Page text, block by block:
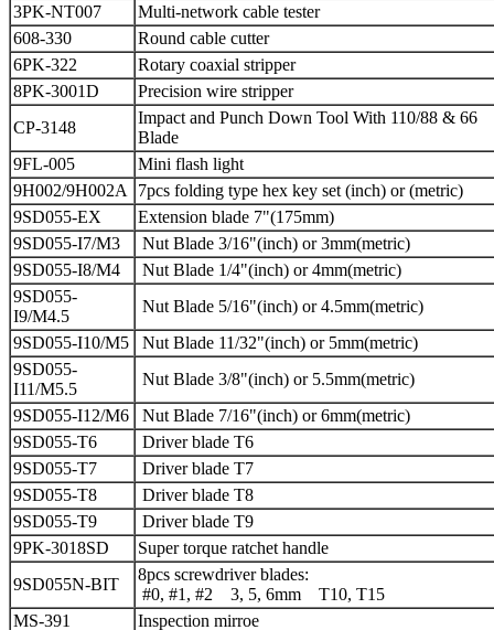
3PK-NT007
Multi-network cable tester
608-330
Round cable cutter
6PK-322
Rotary coaxial stripper
8PK-3001D
Precision wire stripper
CP-3148
Impact and Punch Down Tool With 110/88 & 66
Blade
9FL-005
Mini flash light
9H002/9H002A
7pcs folding type hex key set (inch) or (metric)
9SD055-EX
Extension blade 7"(175mm)
9SD055-I7/M3
Nut Blade 3/16"(inch) or 3mm(metric)
9SD055-I8/M4
Nut Blade 1/4"(inch) or 4mm(metric)
9SD055-
I9/M4.5
Nut Blade 5/16"(inch) or 4.5mm(metric)
9SD055-I10/M5
Nut Blade 11/32"(inch) or 5mm(metric)
9SD055-
I11/M5.5
Nut Blade 3/8"(inch) or 5.5mm(metric)
9SD055-I12/M6
Nut Blade 7/16"(inch) or 6mm(metric)
9SD055-T6
Driver blade T6
9SD055-T7
Driver blade T7
9SD055-T8
Driver blade T8
9SD055-T9
Driver blade T9
9PK-3018SD
Super torque ratchet handle
9SD055N-BIT
8pcs screwdriver blades:
#0, #1, #2 3, 5, 6mm T10, T15
MS-391
Inspection mirroe